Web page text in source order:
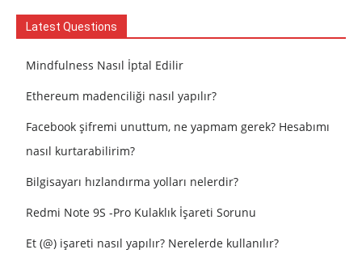
Latest Questions
Mindfulness Nasıl İptal Edilir
Ethereum madenciliği nasıl yapılır?
Facebook şifremi unuttum, ne yapmam gerek? Hesabımı
nasıl kurtarabilirim?
Bilgisayarı hızlandırma yolları nelerdir?
Redmi Note 9S -Pro Kulaklık İşareti Sorunu
Et (@) işareti nasıl yapılır? Nerelerde kullanılır?